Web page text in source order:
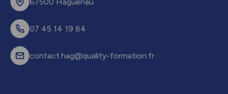
07 45 14 19 84
contact.hag@quality-formation.fr